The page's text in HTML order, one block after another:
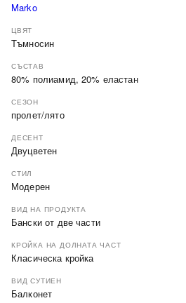
Marko
ЦВЯТ
Tъмносин
СЪСТАВ
80% полиамид, 20% еластан
СЕЗОН
пролет/лято
ДЕСЕНТ
Двуцветен
СТИЛ
Модерен
ВИД НА ПРОДУКТА
Бански от две части
КРОЙКА НА ДОЛНАТА ЧАСТ
Класическа кройка
ВИД СУТИЕН
Балконет